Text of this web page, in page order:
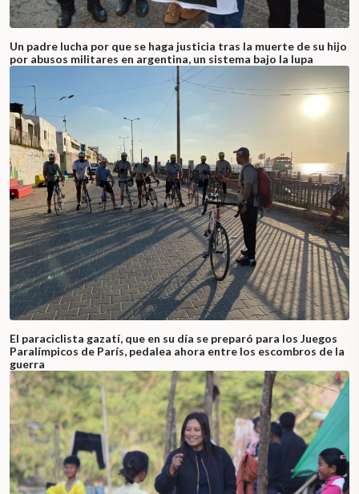
Un padre lucha por que se haga justicia tras la muerte de su hijo
por abusos militares en argentina, un sistema bajo la lupa
El paraciclista gazatí, que en su día se preparó para los Juegos
Paralímpicos de París, pedalea ahora entre los escombros de la
guerra